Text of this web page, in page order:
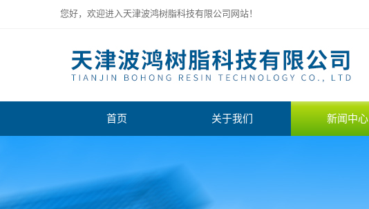
您好，欢迎进入天津波鸿树脂科技有限公司网站！
首页 关于我们 新闻中心